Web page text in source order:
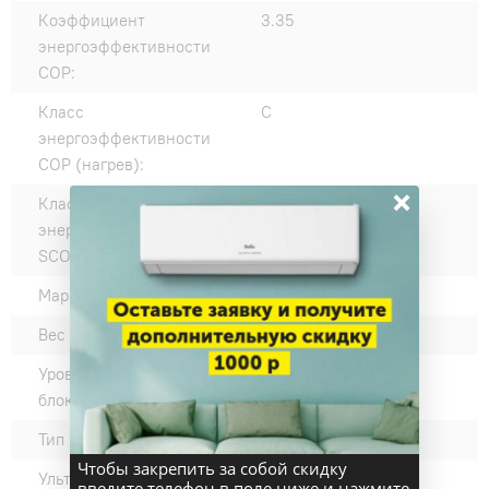
Коэффициент
энергоэффективности
COP:
3.35
Класс
энергоэффективности
COP (нагрев):
C
Класс
энергоэффективности
SCOP:
A+
Марка компрессора:
LG
Вес внешнего блока, кг:
44
Уровень шума наружного
блока, дБ(А):
54
Тип компрессора:
Ротационный
Ультрафиолетовое
нет
×
Чтобы закрепить за собой скидку